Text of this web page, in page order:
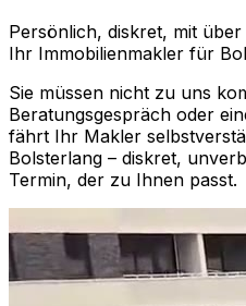
Persönlich, diskret, mit
Ihr Immobilienmakler für
Sie müssen nicht zu uns
Beratungsgespräch oder
fährt Ihr Makler
Bolsterlang – diskret,
Termin, der zu Ihnen passt.